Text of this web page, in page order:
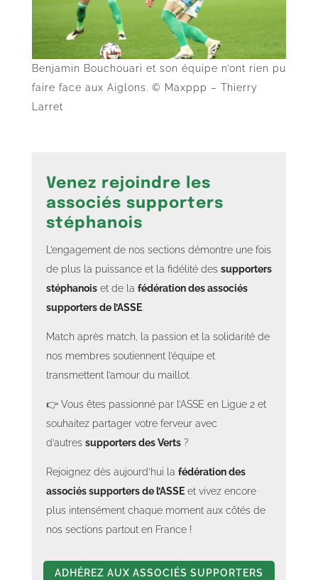
Benjamin Bouchouari et son équipe n’ont rien pu
faire face aux Aiglons. © Maxppp – Thierry
Larret
Venez rejoindre les
associés supporters
stéphanois
L’engagement de nos sections démontre une fois
de plus la puissance et la fidélité des supporters
stéphanois et de la fédération des associés
supporters de l’ASSE.
Match après match, la passion et la solidarité de
nos membres soutiennent l’équipe et
transmettent l’amour du maillot.
👉 Vous êtes passionné par l’ASSE en Ligue 2 et
souhaitez partager votre ferveur avec
d’autres supporters des Verts ?
Rejoignez dès aujourd’hui la fédération des
associés supporters de l’ASSE et vivez encore
plus intensément chaque moment aux côtés de
nos sections partout en France !
ADHÉREZ AUX ASSOCIÉS SUPPORTERS